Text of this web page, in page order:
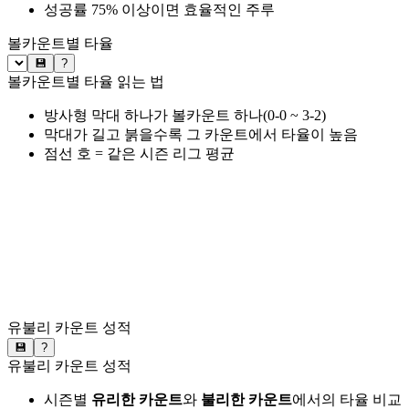
성공률 75% 이상이면 효율적인 주루
볼카운트별 타율
💾 ?
볼카운트별 타율 읽는 법
방사형 막대 하나가 볼카운트 하나(0-0 ~ 3-2)
막대가 길고 붉을수록 그 카운트에서 타율이 높음
점선 호 = 같은 시즌 리그 평균
유불리 카운트 성적
💾 ?
유불리 카운트 성적
시즌별 유리한 카운트와 불리한 카운트에서의 타율 비교